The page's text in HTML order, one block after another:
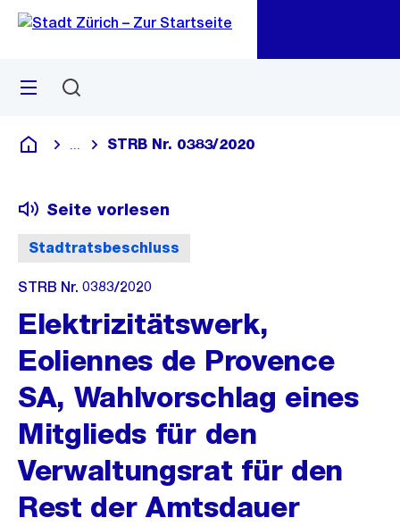
Navigation
Sprunglink
Menü
Deutsch
Blende alle Breadcrumbs ein
STRB Nr. 0383/2020
Stadtratsbeschluss
Seite vorlesen
STRB Nr. 0383/2020
Elektrizitätswerk,
Eoliennes de Provence
SA, Wahlvorschlag eines
Mitglieds für den
Verwaltungsrat für den
Rest der Amtsdauer